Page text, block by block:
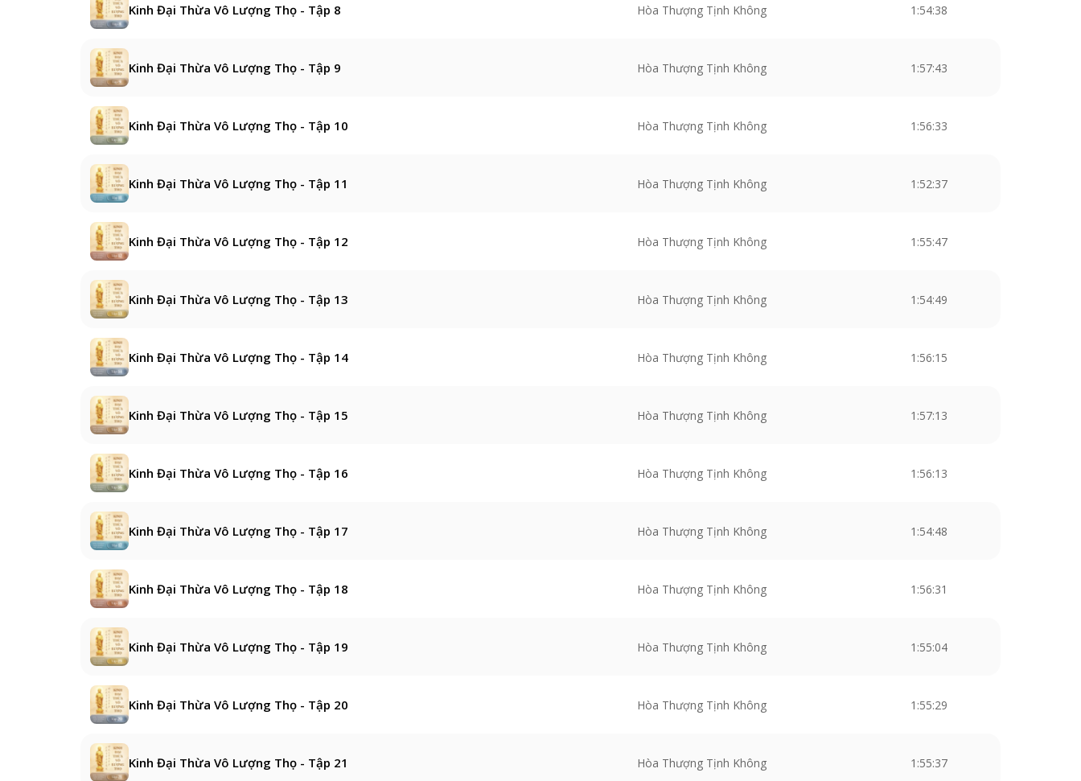
Kinh Đại Thừa Vô Lượng Thọ - Tập 8 Hòa Thượng Tịnh Không 1:54:38
Kinh Đại Thừa Vô Lượng Thọ - Tập 9 Hòa Thượng Tịnh Không 1:57:43
Kinh Đại Thừa Vô Lượng Thọ - Tập 10 Hòa Thượng Tịnh Không 1:56:33
Kinh Đại Thừa Vô Lượng Thọ - Tập 11 Hòa Thượng Tịnh Không 1:52:37
Kinh Đại Thừa Vô Lượng Thọ - Tập 12 Hòa Thượng Tịnh Không 1:55:47
Kinh Đại Thừa Vô Lượng Thọ - Tập 13 Hòa Thượng Tịnh Không 1:54:49
Kinh Đại Thừa Vô Lượng Thọ - Tập 14 Hòa Thượng Tịnh Không 1:56:15
Kinh Đại Thừa Vô Lượng Thọ - Tập 15 Hòa Thượng Tịnh Không 1:57:13
Kinh Đại Thừa Vô Lượng Thọ - Tập 16 Hòa Thượng Tịnh Không 1:56:13
Kinh Đại Thừa Vô Lượng Thọ - Tập 17 Hòa Thượng Tịnh Không 1:54:48
Kinh Đại Thừa Vô Lượng Thọ - Tập 18 Hòa Thượng Tịnh Không 1:56:31
Kinh Đại Thừa Vô Lượng Thọ - Tập 19 Hòa Thượng Tịnh Không 1:55:04
Kinh Đại Thừa Vô Lượng Thọ - Tập 20 Hòa Thượng Tịnh Không 1:55:29
Kinh Đại Thừa Vô Lượng Thọ - Tập 21 Hòa Thượng Tịnh Không 1:55:37